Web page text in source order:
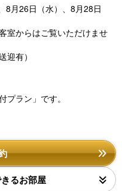
月26日（水）、8月28日
からはご覧いただけませ
有）
プラン」です。
るお部屋